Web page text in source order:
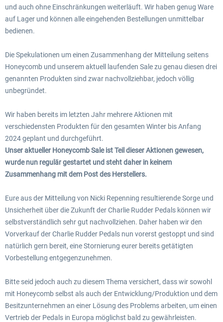
und auch ohne Einschränkungen weiterläuft. Wir haben genug Ware
auf Lager und können alle eingehenden Bestellungen unmittelbar
bedienen.
Die Spekulationen um einen Zusammenhang der Mitteilung seitens
Honeycomb und unserem aktuell laufenden Sale zu genau diesen drei
genannten Produkten sind zwar nachvollziehbar, jedoch völlig
unbegründet.
Wir haben bereits im letzten Jahr mehrere Aktionen mit
verschiedensten Produkten für den gesamten Winter bis Anfang
2024 geplant und durchgeführt.
Unser aktueller Honeycomb Sale ist Teil dieser Aktionen gewesen,
wurde nun regulär gestartet und steht daher in keinem
Zusammenhang mit dem Post des Herstellers.
Eure aus der Mitteilung von Nicki Repenning resultierende Sorge und
Unsicherheit über die Zukunft der Charlie Rudder Pedals können wir
selbstverständlich sehr gut nachvollziehen. Daher haben wir den
Vorverkauf der Charlie Rudder Pedals nun vorerst gestoppt und sind
natürlich gern bereit, eine Stornierung eurer bereits getätigten
Vorbestellung entgegenzunehmen.
Bitte seid jedoch auch zu diesem Thema versichert, dass wir sowohl
mit Honeycomb selbst als auch der Entwicklung/Produktion und dem
Besitzunternehmen an einer Lösung des Problems arbeiten, um einen
Vertrieb der Pedals in Europa möglichst bald zu gewährleisten.